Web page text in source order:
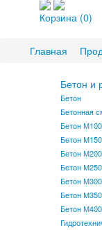
Корзина (0)
Главная
Бетон и
Бетон
Бетонная
Бетон
Бетон
Бетон
Бетон
Бетон
Бетон
Бетон